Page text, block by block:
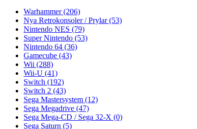
Warhammer(206)
Nya Retrokonsoler / Prylar(53)
Nintendo NES (79)
Super Nintendo (53)
Nintendo 64 (36)
Gamecube (43)
Wii (288)
Wii-U (41)
Switch (192)
Switch 2 (43)
Sega Mastersystem (12)
Sega Megadrive (47)
Sega Mega-CD / Sega 32-X (0)
Sega Saturn (5)